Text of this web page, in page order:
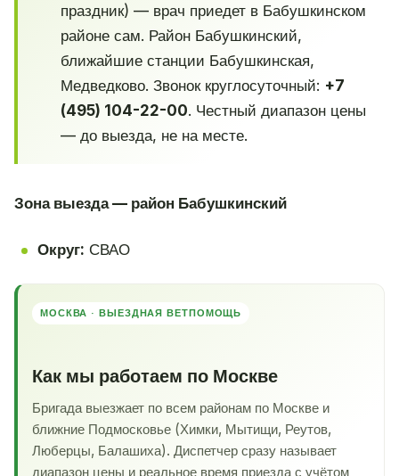
праздник) — врач приедет в Бабушкинском
районе сам. Район Бабушкинский,
ближайшие станции Бабушкинская,
Медведково. Звонок круглосуточный: +7
(495) 104-22-00. Честный диапазон цены
— до выезда, не на месте.
Зона выезда — район Бабушкинский
Округ: СВАО
МОСКВА · ВЫЕЗДНАЯ ВЕТПОМОЩЬ
Как мы работаем по Москве
Бригада выезжает по всем районам по Москве и
ближние Подмосковье (Химки, Мытищи, Реутов,
Люберцы, Балашиха). Диспетчер сразу называет
диапазон цены и реальное время приезда с учётом